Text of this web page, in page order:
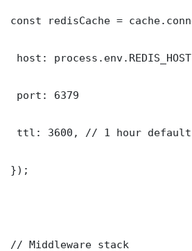
const redisCache =
host:
port: 6379
ttl: 3600, // 1 hour default
});
// Middleware stack